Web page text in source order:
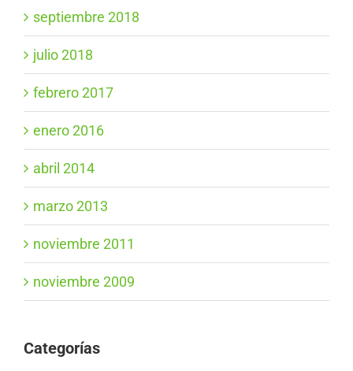
septiembre 2018
julio 2018
febrero 2017
enero 2016
abril 2014
marzo 2013
noviembre 2011
noviembre 2009
Categorías